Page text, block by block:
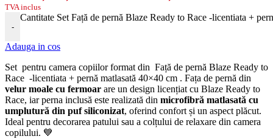
TVA inclus
-
Cantitate Set Față de pernă Blaze Ready to Race -licentiata +
Adauga in cos
Set pentru camera copiilor format din Față de pernă Blaze Ready to
Race -licentiata + pernă matlasată 40×40 cm . Fața de pernă din
velur moale cu fermoar are un design licențiat cu Blaze Ready to
Race, iar perna inclusă este realizată din microfibră matlasată cu
umplutură din puf siliconizat, oferind confort și un aspect plăcut.
Ideal pentru decorarea patului sau a colțului de relaxare din camera
copilului. 💙